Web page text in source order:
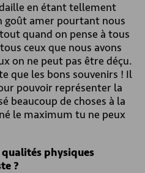
en étant tellement
goût amer pourtant nous
quand on pense à tous
ceux que nous avons
on ne peut pas être déçu.
que les bons souvenirs ! Il
pouvoir représenter la
beaucoup de choses à la
le maximum tu ne peux
physiques
?